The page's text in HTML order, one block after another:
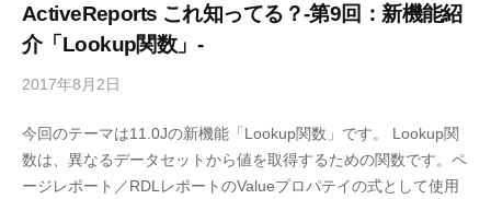
v
ActiveReports これ知ってる？-第9回：新機能紹
介「Lookup関数」-
2017年8月2日
M
E
S
今回のテーマは11.0Jの新機能「Lookup関数」です。 Lookup関
数は、異なるデータセットから値を取得するための関数です。ペ
ージレポート／RDLレポートのValueプロパテイの式として使用